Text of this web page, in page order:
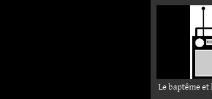
Le baptême et